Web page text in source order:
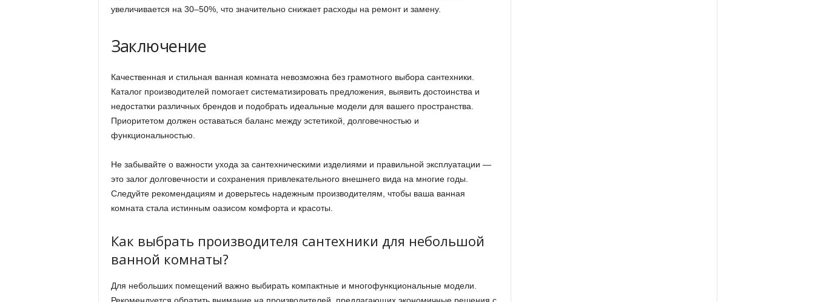
увеличивается на 30–50%, что значительно снижает расходы на ремонт и замену.
Заключение
Качественная и стильная ванная комната невозможна без грамотного выбора сантехники.
Каталог производителей помогает систематизировать предложения, выявить достоинства и
недостатки различных брендов и подобрать идеальные модели для вашего пространства.
Приоритетом должен оставаться баланс между эстетикой, долговечностью и
функциональностью.
Не забывайте о важности ухода за сантехническими изделиями и правильной эксплуатации —
это залог долговечности и сохранения привлекательного внешнего вида на многие годы.
Следуйте рекомендациям и доверьтесь надежным производителям, чтобы ваша ванная
комната стала истинным оазисом комфорта и красоты.
Как выбрать производителя сантехники для небольшой
ванной комнаты?
Для небольших помещений важно выбирать компактные и многофункциональные модели.